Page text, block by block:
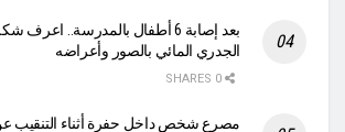
بعد إصابة 6 أطفال بالمدرسة.. اعرف
الجدري المائي بالصور وأعراضه
مصرع شخص داخل حفرة أثناء التنقيب عن